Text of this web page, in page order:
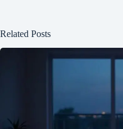
Related Posts